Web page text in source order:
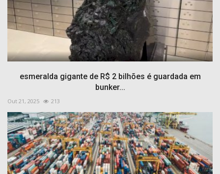
esmeralda gigante de R$ 2 bilhões é guardada em
bunker...
Out 21, 2025 213